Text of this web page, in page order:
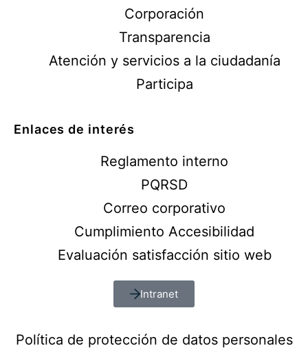
Corporación
Transparencia
Atención y servicios a la ciudadanía
Participa
Enlaces de interés
Reglamento interno
PQRSD
Correo corporativo
Cumplimiento Accesibilidad
Evaluación satisfacción sitio web
Intranet
Política de protección de datos personales